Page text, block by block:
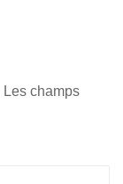
Les champs